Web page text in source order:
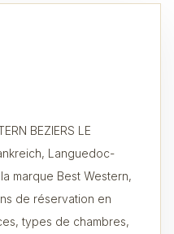
BEZIERS LE
Languedoc-
marque Best Western,
de réservation en
types de chambres,